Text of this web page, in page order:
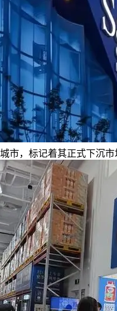
，标记着其正式下沉